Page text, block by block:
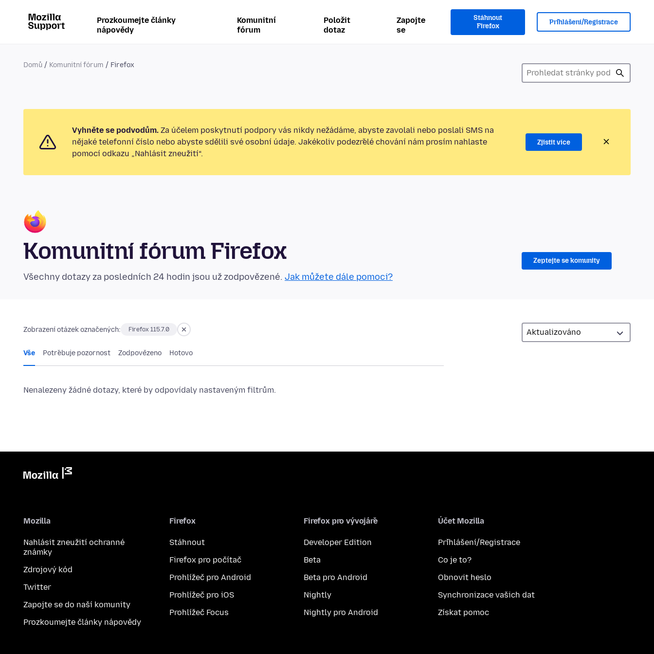
Prozkoumejte články
nápovědy
Komunitní
fórum
Položit
dotaz
Zapojte
se
Stáhnout
Firefox
Přihlášení/Registrace
Domů Komunitní fórum Firefox
Vyhněte se podvodům. Za účelem poskytnutí podpory vás nikdy nežádáme, abyste zavolali nebo poslali SMS na
nějaké telefonní číslo nebo abyste sdělili své osobní údaje. Jakékoliv podezřelé chování nám prosím nahlaste
pomocí odkazu „Nahlásit zneužití“.
Zjistit více
Komunitní fórum Firefox
Všechny dotazy za posledních 24 hodin jsou už zodpovězené. Jak můžete dále pomoci?
Zeptejte se komunity
Zobrazení otázek označených: Firefox 115.7.0
Vše Potřebuje pozornost Zodpovězeno Hotovo
Nenalezeny žádné dotazy, které by odpovídaly nastaveným filtrům.
Mozilla
Nahlásit zneužití ochranné
známky
Zdrojový kód
Twitter
Zapojte se do naší komunity
Prozkoumejte články nápovědy
Firefox
Stáhnout
Firefox pro počítač
Prohlížeč pro Android
Prohlížeč pro iOS
Prohlížeč Focus
Firefox pro vývojáře
Developer Edition
Beta
Beta pro Android
Nightly
Nightly pro Android
Účet Mozilla
Přihlášení/Registrace
Co je to?
Obnovit heslo
Synchronizace vašich dat
Získat pomoc